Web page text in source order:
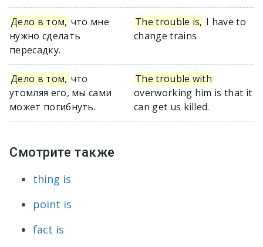
Дело в том, что мне
нужно сделать
пересадку.
The trouble is, I have to
change trains
Дело в том, что
утомляя его, мы сами
может погибнуть.
The trouble with
overworking him is that it
can get us killed.
Смотрите также
thing is
point is
fact is